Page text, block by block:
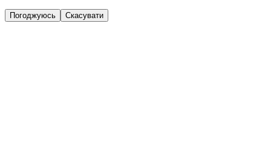
Погоджуюсь Скасувати